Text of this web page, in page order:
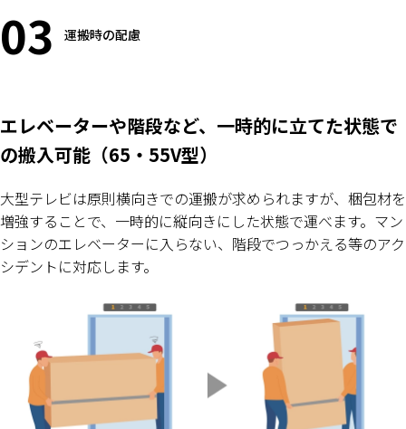
03 運搬時の配慮
エレベーターや階段など、一時的に立てた状態で
の搬入可能（65・55V型）
大型テレビは原則横向きでの運搬が求められますが、梱包材を
増強することで、一時的に縦向きにした状態で運べます。マン
ションのエレベーターに入らない、階段でつっかえる等のアク
シデントに対応します。